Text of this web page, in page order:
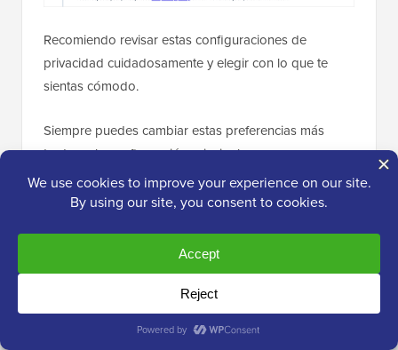
Recomiendo revisar estas configuraciones de
privacidad cuidadosamente y elegir con lo que te
sientas cómodo.
Siempre puedes cambiar estas preferencias más
tarde en la configuración principal.